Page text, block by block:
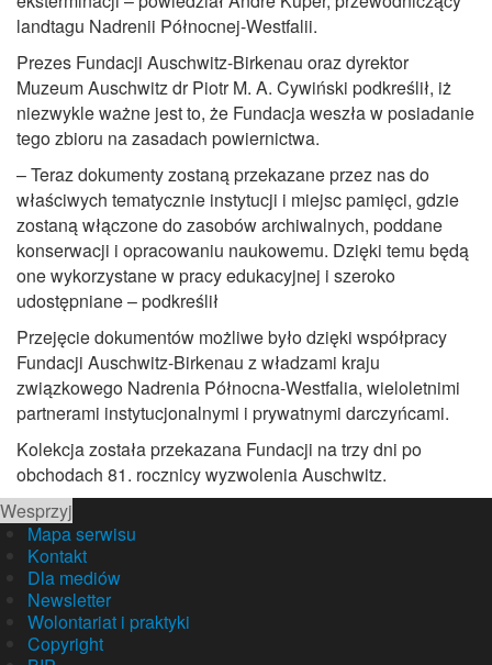
landtagu Nadrenii Północnej-Westfalii.
Prezes Fundacji Auschwitz-Birkenau oraz dyrektor
Muzeum Auschwitz dr Piotr M. A. Cywiński podkreślił, iż
niezwykle ważne jest to, że Fundacja weszła w posiadanie
tego zbioru na zasadach powiernictwa.
– Teraz dokumenty zostaną przekazane przez nas do
właściwych tematycznie instytucji i miejsc pamięci, gdzie
zostaną włączone do zasobów archiwalnych, poddane
konserwacji i opracowaniu naukowemu. Dzięki temu będą
one wykorzystane w pracy edukacyjnej i szeroko
udostępniane – podkreślił
Przejęcie dokumentów możliwe było dzięki współpracy
Fundacji Auschwitz-Birkenau z władzami kraju
związkowego Nadrenia Północna-Westfalia, wieloletnimi
partnerami instytucjonalnymi i prywatnymi darczyńcami.
Kolekcja została przekazana Fundacji na trzy dni po
obchodach 81. rocznicy wyzwolenia Auschwitz.
Wesprzyj
Mapa serwisu
Kontakt
Dla mediów
Newsletter
Wolontariat i praktyki
Copyright